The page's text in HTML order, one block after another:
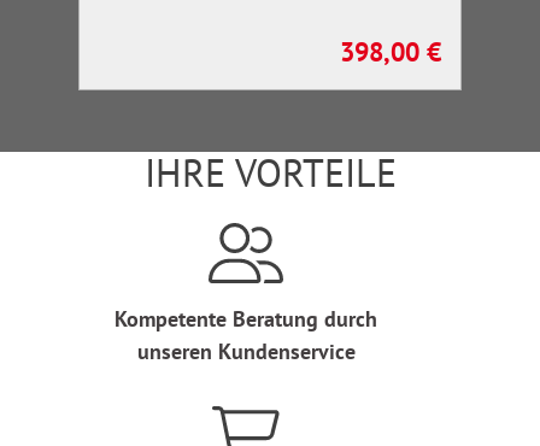
Regulärer Preis:
398,00 €
IHRE VORTEILE
Kompetente Beratung durch
unseren Kundenservice